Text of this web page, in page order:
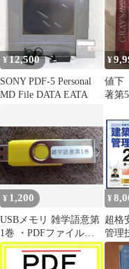
¥12,500
SONY PDF-5 Personal
MD File DATA EATA
¥
値下
著第
¥ 1,200
USBメモリ 雑学語意第
1巻 ・PDFファイル約
5000語の語意説明
¥
超格
管理
付き